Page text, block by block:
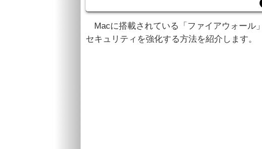
Macに搭載されている「ファイアウォール
セキュリティを強化する方法を紹介します。